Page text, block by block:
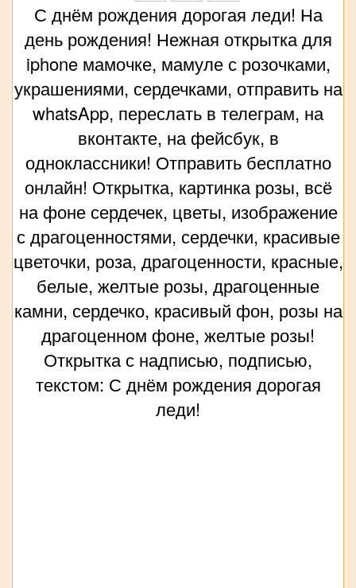
С днём рождения дорогая леди! На
день рождения! Нежная открытка для
iphone мамочке, мамуле с розочками,
украшениями, сердечками, отправить на
whatsApp, переслать в телеграм, на
вконтакте, на фейсбук, в
одноклассники! Отправить бесплатно
онлайн! Открытка, картинка розы, всё
на фоне сердечек, цветы, изображение
с драгоценностями, сердечки, красивые
цветочки, роза, драгоценности, красные,
белые, желтые розы, драгоценные
камни, сердечко, красивый фон, розы на
драгоценном фоне, желтые розы!
Открытка с надписью, подписью,
текстом: С днём рождения дорогая
леди!